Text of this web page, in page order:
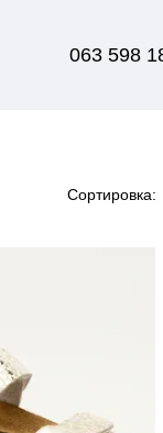
063 598
Сортировка: